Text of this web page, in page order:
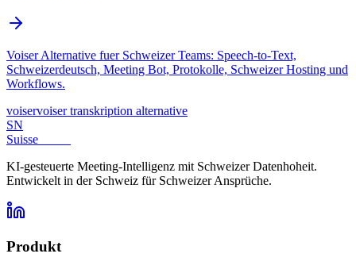
Voiser Alternative fuer Schweizer Teams: Speech-to-Text,
Schweizerdeutsch, Meeting Bot, Protokolle, Schweizer Hosting und
Workflows.
voiservoiser transkription alternative
SN
Suisse
KI-gesteuerte Meeting-Intelligenz mit Schweizer Datenhoheit.
Entwickelt in der Schweiz für Schweizer Ansprüche.
Produkt